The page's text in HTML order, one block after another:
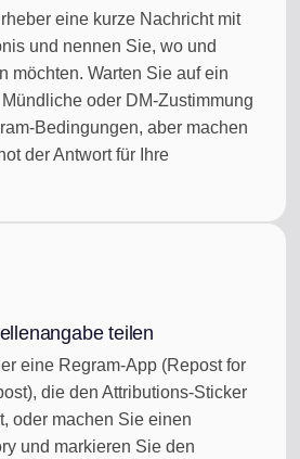
eine kurze Nachricht mit
und nennen Sie, wo und
möchten. Warten Sie auf ein
oder DM-Zustimmung
Bedingungen, aber machen
der Antwort für Ihre
teilen
eine Regram-App (Repost for
die den Attributions-Sticker
oder machen Sie einen
und markieren Sie den